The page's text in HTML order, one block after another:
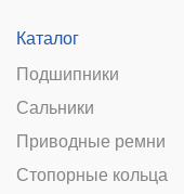
Каталог
Подшипники
Сальники
Приводные ремни
Стопорные кольца